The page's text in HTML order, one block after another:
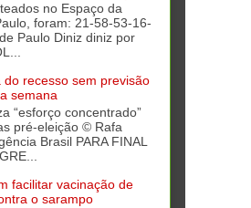
no Espaço da
foram: 21-58-53-16-
Paulo Diniz diniz por
do recesso sem previsão
semana
“esforço concentrado”
pré-eleição © Rafa
Brasil PARA FINAL
facilitar vacinação de
o sarampo